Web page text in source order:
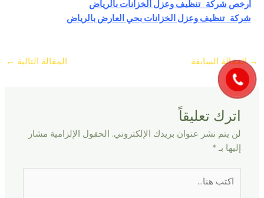
أرخص شركة تنظيف وعزل الخزانات بالرياض
شركة تنظيف وعزل الخزانات بحي العارض بالرياض
→المقالة السابقة المقالة التالية ←
اترك تعليقاً
لن يتم نشر عنوان بريدك الإلكتروني. الحقول الإلزامية مشار
إليها بـ *